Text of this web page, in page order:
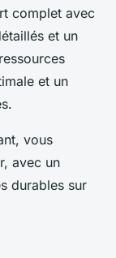
complet avec
et un
et un
vous
avec un
durables sur